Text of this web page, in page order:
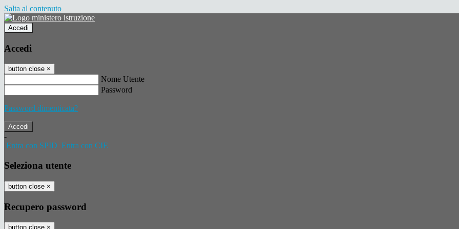
Salta al contenuto
Accedi
Accedi
button close ×
Nome Utente
Password
Password dimenticata?
-
Entra con SPID Entra con CIE
Seleziona utente
button close ×
Recupero password
button close ×